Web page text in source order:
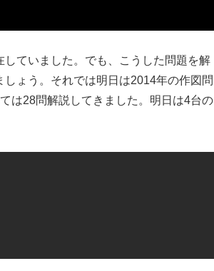
ていました。でも、こうした問題を解
ょう。それでは明日は2014年の作図問
は28問解説してきました。明日は4台の